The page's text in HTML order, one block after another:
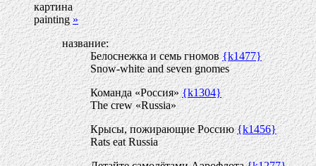
картина
painting»
название:
Белоснежка и семь гномов{k1477}
Snow-white and seven gnomes
Команда «Россия»{k1304}
The crew «Russia»
Крысы, пожирающие Россию{k1456}
Rats eat Russia